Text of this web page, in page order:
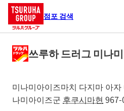
점포 검색
쓰루하 드러그 미나
미나미아이즈마치 다지마 아
나미아이즈군 후쿠시마현